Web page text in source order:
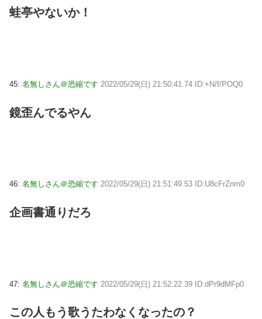
蛙亭やないか！
45: 名無しさん＠恐縮です 2022/05/29(日) 21:50:41.74 ID:+N/f/POQ0
鏡歪んでるやん
46: 名無しさん＠恐縮です 2022/05/29(日) 21:51:49.53 ID:U8cFrZnm0
企画書通りだろ
47: 名無しさん＠恐縮です 2022/05/29(日) 21:52:22.39 ID:dPr9dMFp0
この人もう歌うたわなくなったの？